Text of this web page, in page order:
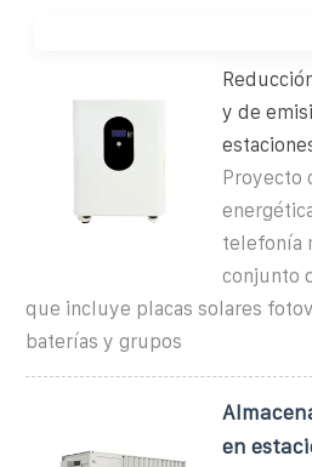
y de
Proyecto
telefonía
conjunto
que incluye placas solares
baterías y grupos
en